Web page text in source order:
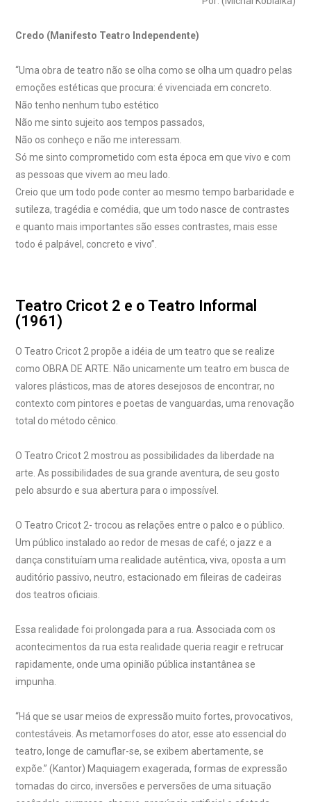
Credo (Manifesto Teatro Independente)
“Uma obra de teatro não se olha como se olha um quadro pelas
emoções estéticas que procura: é vivenciada em concreto.
Não tenho nenhum tubo estético
Não me sinto sujeito aos tempos passados,
Não os conheço e não me interessam.
Só me sinto comprometido com esta época em que vivo e com
as pessoas que vivem ao meu lado.
Creio que um todo pode conter ao mesmo tempo barbaridade e
sutileza, tragédia e comédia, que um todo nasce de contrastes
e quanto mais importantes são esses contrastes, mais esse
todo é palpável, concreto e vivo”.
Teatro Cricot 2 e o Teatro Informal
(1961)
O Teatro Cricot 2 propõe a idéia de um teatro que se realize
como OBRA DE ARTE. Não unicamente um teatro em busca de
valores plásticos, mas de atores desejosos de encontrar, no
contexto com pintores e poetas de vanguardas, uma renovação
total do método cênico.
O Teatro Cricot 2 mostrou as possibilidades da liberdade na
arte. As possibilidades de sua grande aventura, de seu gosto
pelo absurdo e sua abertura para o impossível.
O Teatro Cricot 2- trocou as relações entre o palco e o público.
Um público instalado ao redor de mesas de café; o jazz e a
dança constituíam uma realidade autêntica, viva, oposta a um
auditório passivo, neutro, estacionado em fileiras de cadeiras
dos teatros oficiais.
Essa realidade foi prolongada para a rua. Associada com os
acontecimentos da rua esta realidade queria reagir e retrucar
rapidamente, onde uma opinião pública instantânea se
impunha.
“Há que se usar meios de expressão muito fortes, provocativos,
contestáveis. As metamorfoses do ator, esse ato essencial do
teatro, longe de camuflar-se, se exibem abertamente, se
expõe.” (Kantor) Maquiagem exagerada, formas de expressão
tomadas do circo, inversões e perversões de uma situação